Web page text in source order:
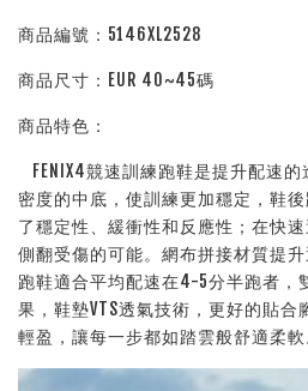
商品編號：5146XL2528
商品尺寸：EUR 40~45碼
商品特色：
FENIX4競速訓練跑鞋是提升配速
密度的中底，使訓練更加穩定，鞋
了穩定性、緩衝性和反應性；在快
側翻受傷的可能。網布拼接材質提
跑鞋適合平均配速在4-5分半跑者，
果，鞋墊VTS透氣技術，更好的貼合
輕盈，讓每一步都如踏雲般舒適柔軟